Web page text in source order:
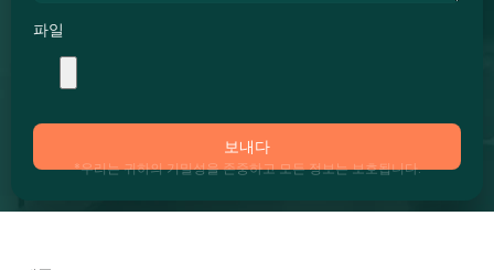
파일
보내다
*우리는 귀하의 기밀성을 존중하고 모든 정보는 보호됩니다.